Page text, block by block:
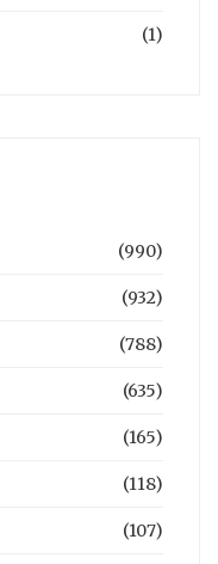
(1)
(990)
(932)
(788)
(635)
(165)
(118)
(107)